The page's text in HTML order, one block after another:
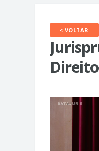
< VOLTAR